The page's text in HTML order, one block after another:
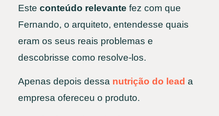
Este conteúdo relevante fez com que
Fernando, o arquiteto, entendesse quais
eram os seus reais problemas e
descobrisse como resolve-los.
Apenas depois dessa nutrição do lead a
empresa ofereceu o produto.